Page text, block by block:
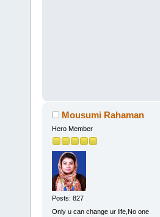
Mousumi Rahaman
Hero Member
Posts: 827
Only u can change ur life,No one